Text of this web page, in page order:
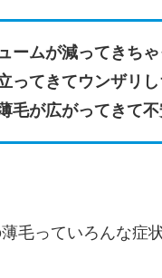
ームが減ってきち
ってきてウンザリし
毛が広がってきて
毛っていろんな症